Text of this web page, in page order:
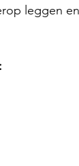
leggen